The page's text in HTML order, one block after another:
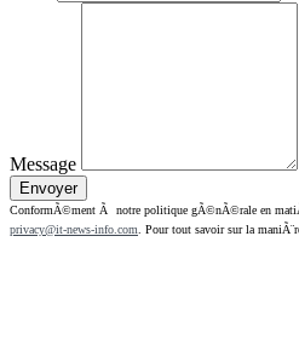
Message
ConformÃ©ment Ã notre politique gÃ©nÃ©rale en
privacy@it-news-info.com . Pour tout savoir sur la